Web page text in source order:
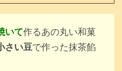
いて作るあの丸い和菓
さい豆で作った抹茶餡